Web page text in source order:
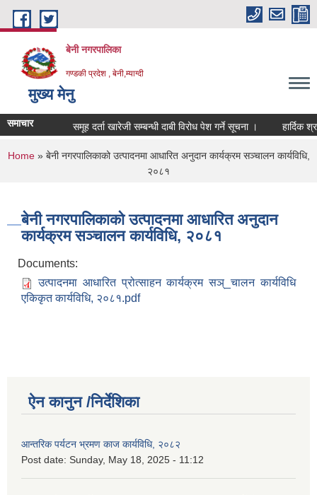
Skip to main content
बेनी नगरपालिका
गण्डकी प्रदेश , बेनी,म्याग्दी
मुख्य मेनु
समाचार समूह दर्ता खारेजी सम्बन्धी दाबी विरोध पेश गर्ने सूचना । हार्दिक
You are here
Home» बेनी नगरपालिकाको उत्पादनमा आधारित अनुदान कार्यक्रम सञ्‍चालन कार्यविधि,
२०८१
बेनी नगरपालिकाको उत्पादनमा आधारित अनुदान
कार्यक्रम सञ्‍चालन कार्यविधि, २०८१
Documents:
उत्पादनमा आधारित प्रोत्साहन कार्यक्रम सञ्_चालन कार्यविधि
एकिकृत कार्यविधि, २०८१.pdf
ऐन कानुन /निर्देशिका
आन्तरिक पर्यटन भ्रमण काज कार्यविधि, २०८२
Post date: Sunday, May 18, 2025 - 11:12